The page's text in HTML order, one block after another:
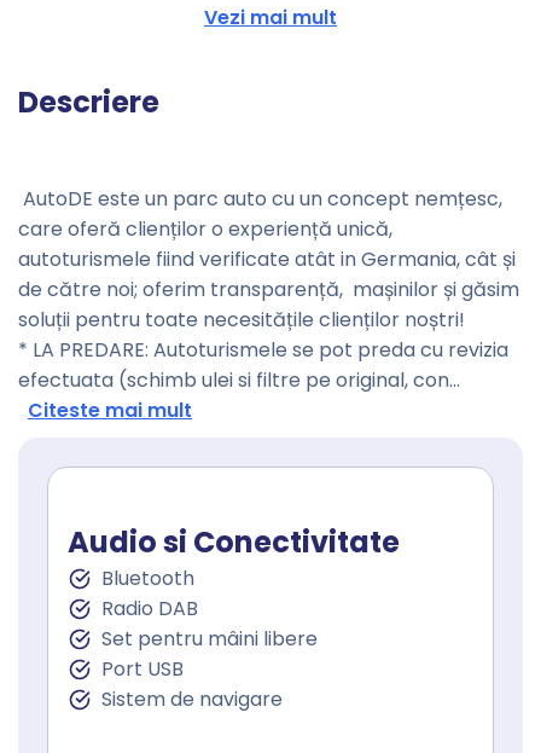
Vezi mai mult
Descriere
AutoDE este un parc auto cu un concept nemțesc,
care oferă clienților o experiență unică,
autoturismele fiind verificate atât in Germania, cât și
de către noi; oferim transparență, mașinilor și găsim
soluții pentru toate necesitățile clienților noștri!
* LA PREDARE: Autoturismele se pot preda cu revizia
efectuata (schimb ulei si filtre pe original, con...
Citeste mai mult
Audio si Conectivitate
Bluetooth
Radio DAB
Set pentru mâini libere
Port USB
Sistem de navigare